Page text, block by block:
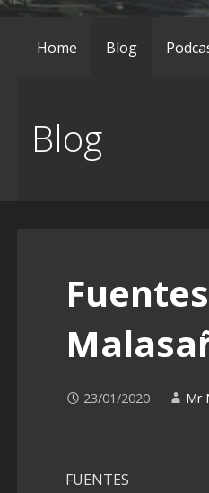
Home Blog
Blog
23/01/2020 Mr
FUENTES